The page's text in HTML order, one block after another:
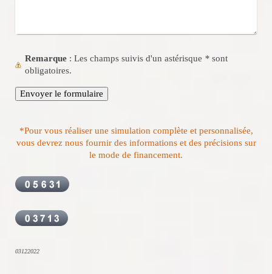
Remarque : Les champs suivis d'un astérisque * sont
obligatoires.
*Pour vous réaliser une simulation complète et personnalisée,
vous devrez nous fournir des informations et des précisions sur
le mode de financement.
03122022